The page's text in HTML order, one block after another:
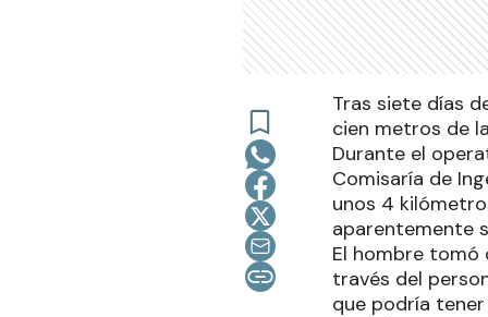
Tras siete días
cien metros de
Durante el
Comisaría de
unos 4
aparentemente
El hombre tomó
través del
que podría